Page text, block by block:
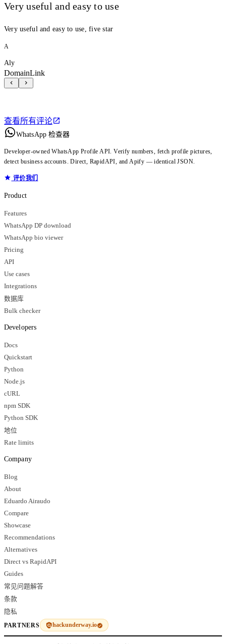
Very useful and easy to use
Very useful and easy to use, five star
A
Aly
DomainLink
查看所有评论
WhatsApp 检查器
Developer-owned WhatsApp Profile API. Verify numbers, fetch profile pictures,
detect business accounts. Direct, RapidAPI, and Apify — identical JSON.
评价我们
Product
Features
WhatsApp DP download
WhatsApp bio viewer
Pricing
API
Use cases
Integrations
数据库
Bulk checker
Developers
Docs
Quickstart
Python
Node.js
cURL
npm SDK
Python SDK
地位
Rate limits
Company
Blog
About
Eduardo Airaudo
Compare
Showcase
Recommendations
Alternatives
Direct vs RapidAPI
Guides
常见问题解答
条款
隐私
PARTNERS hackunderway.io